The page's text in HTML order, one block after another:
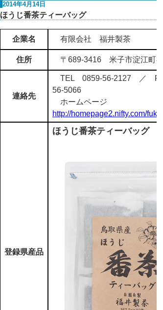
2014年4月14日
ほうじ番茶ティーバッグ
企業名 有限会社 福井製茶
住所 〒689-3416 米子市淀江町福
連絡先
TEL 0859-56-2127 ／
56-5066
ホームページ
http://homepage2.nifty.com/
登録県産品
ほうじ番茶ティーバッグ